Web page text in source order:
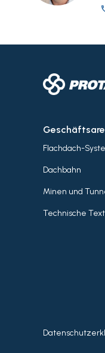
Flachdach-
Dachbahn
Minen und
Technische